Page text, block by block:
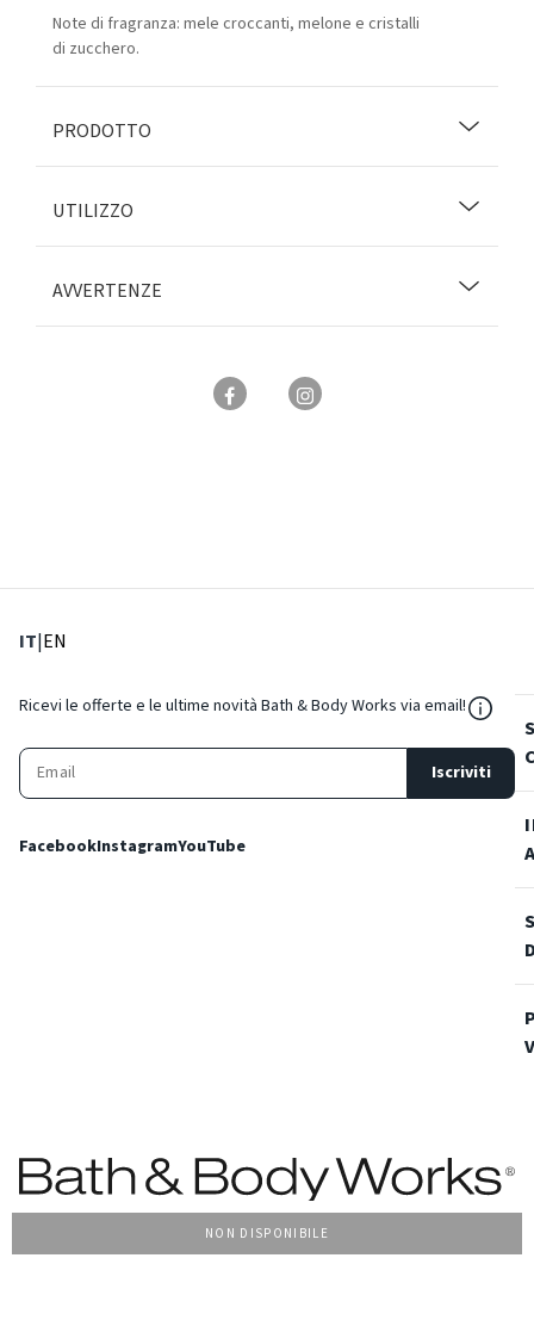
NON DISPONIBILE
Note di fragranza: mele croccanti, melone e cristalli
di zucchero.
PRODOTTO
UTILIZZO
AVVERTENZE
IT: Lingua corrente
|EN
Ricevi le offerte e le ultime novità Bath & Body Works via email!
Iscriviti
FacebookInstagramYouTube
Condizioni Generali di venditaPrivacy PolicyCookie PolicyAccessibilità